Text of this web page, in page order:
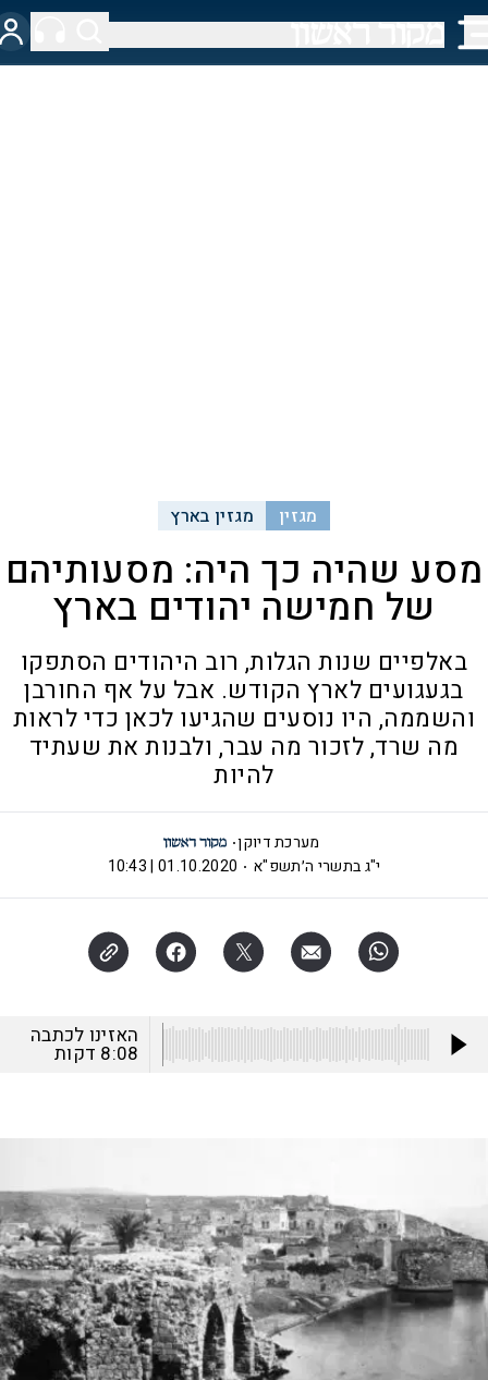
מגזין מגזין בארץ
מסע שהיה כך היה: מסעותיהם
של חמישה יהודים בארץ
באלפיים שנות הגלות, רוב היהודים הסתפקו
בגעגועים לארץ הקודש. אבל על אף החורבן
והשממה, היו נוסעים שהגיעו לכאן כדי לראות
מה שרד, לזכור מה עבר, ולבנות את שעתיד
להיות
מערכת דיוקן
י"ג בתשרי ה׳תשפ"א
01.10.2020 | 10:43
האזינו לכתבה
8:08 דקות